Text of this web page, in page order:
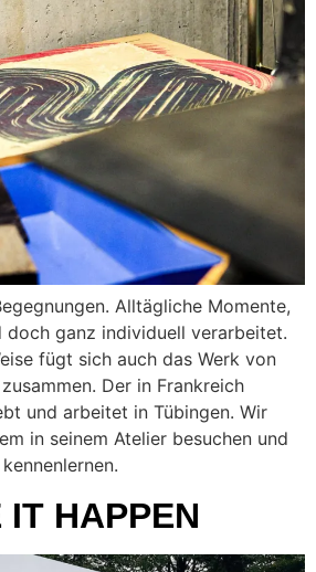
Alltägliche Momente,
ganz individuell verarbeitet.
fügt sich auch das Werk von
Der in Frankreich
und arbeitet in Tübingen. Wir
in seinem Atelier besuchen und
HAPPEN